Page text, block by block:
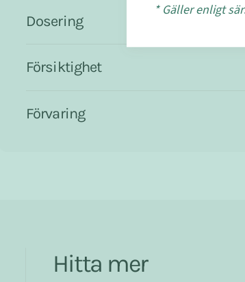
Dosering
Försiktighet
Förvaring
Hitta mer
* Gäller enligt